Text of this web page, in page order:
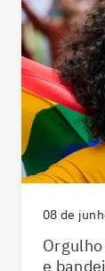
08 de
e